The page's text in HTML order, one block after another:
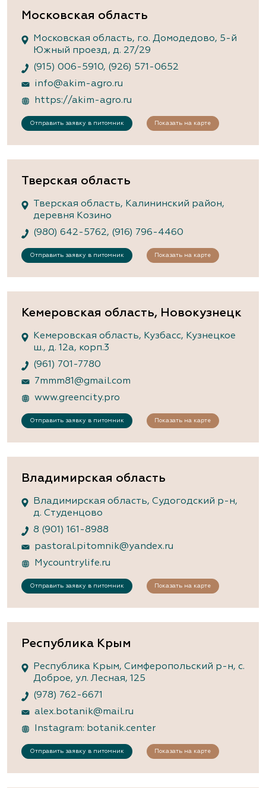
Московская область
Московская область, г.о. Домодедово, 5-й
Южный проезд, д. 27/29
(915) 006-5910, (926) 571-0652
info@akim-agro.ru
https://akim-agro.ru
Отправить заявку в питомник Показать на карте
Тверская область
Тверская область, Калининский район,
деревня Козино
(980) 642-5762, (916) 796-4460
Отправить заявку в питомник Показать на карте
Кемеровская область, Новокузнецк
Кемеровская область, Кузбасс, Кузнецкое
ш., д. 12а, корп.3
(961) 701-7780
7mmm81@gmail.com
www.greencity.pro
Отправить заявку в питомник Показать на карте
Владимирская область
Владимирская область, Судогодский р-н,
д. Студенцово
8 (901) 161-8988
pastoral.pitomnik@yandex.ru
Mycountrylife.ru
Отправить заявку в питомник Показать на карте
Республика Крым
Республика Крым, Симферопольский р-н, с.
Доброе, ул. Лесная, 125
(978) 762-6671
alex.botanik@mail.ru
Instagram: botanik.center
Отправить заявку в питомник Показать на карте